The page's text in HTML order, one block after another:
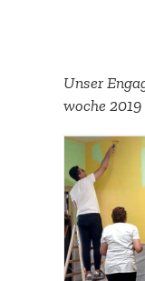
Unser
woche 2019